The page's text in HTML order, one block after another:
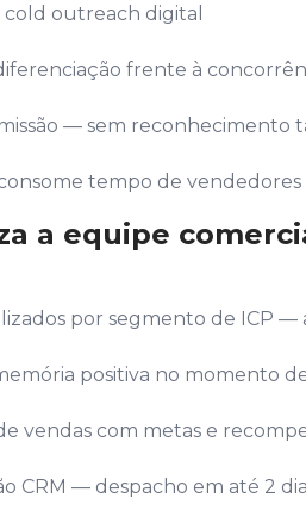
outreach digital
frente à
— sem reconhecimento
tempo de vendedores
a equipe
por segmento de ICP
positiva no momento
vendas com metas e
CRM — despacho em até 2